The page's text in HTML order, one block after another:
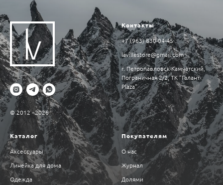
© 2012 - 2026
Контакты
+7 (963) 830-04-45
lavillestore@gmail.com
г. Петропавловск-Камчатский,
Пограничная 2/2, ТК “Галант-
Plaza”
Каталог
Аксессуары
Линейка для дома
Одежда
Покупателям
О нас
Журнал
Долями